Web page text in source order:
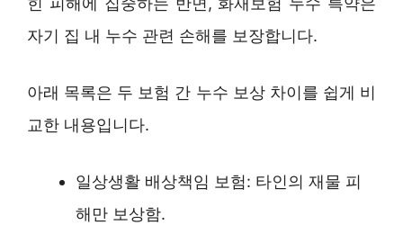
자기 집 내 누수 관련 손해를 보장합니다.
아래 목록은 두 보험 간 누수 보상 차이를 쉽게 비
교한 내용입니다.
일상생활 배상책임 보험: 타인의 재물 피
해만 보상함.